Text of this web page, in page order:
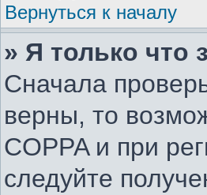
Вернуться к началу
» Я только что
Сначала
верны, то
COPPA и при
следуйте